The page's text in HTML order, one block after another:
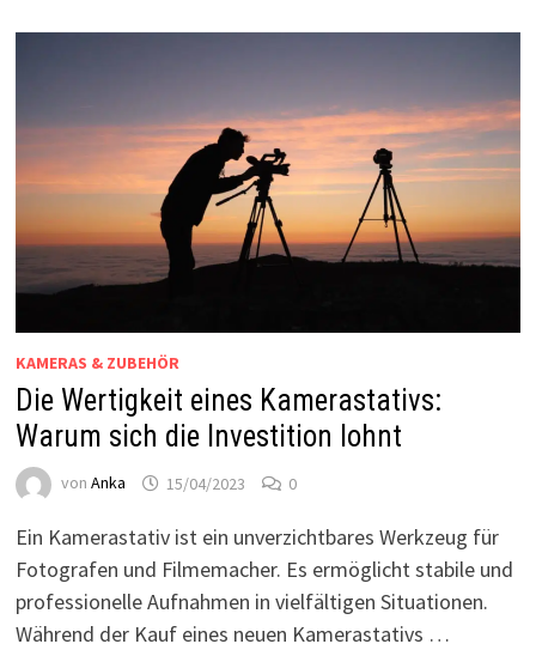
KAMERAS & ZUBEHÖR
Die Wertigkeit eines Kamerastativs:
Warum sich die Investition lohnt
von Anka 15/04/2023 0
Ein Kamerastativ ist ein unverzichtbares Werkzeug für
Fotografen und Filmemacher. Es ermöglicht stabile und
professionelle Aufnahmen in vielfältigen Situationen.
Während der Kauf eines neuen Kamerastativs …